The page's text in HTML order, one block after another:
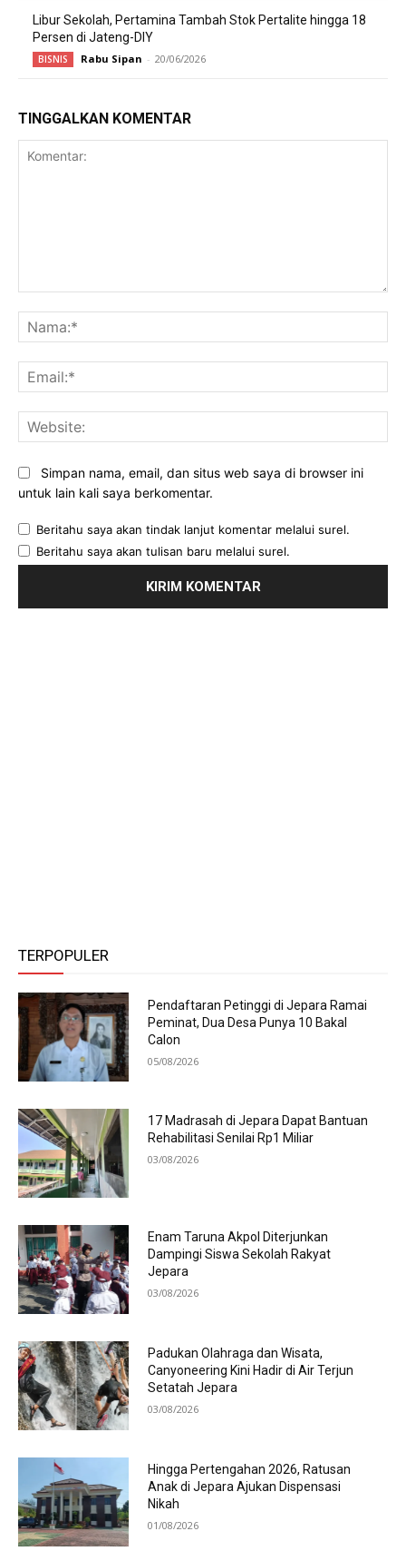
Libur Sekolah, Pertamina Tambah Stok Pertalite hingga 18
Persen di Jateng-DIY
BISNIS Rabu Sipan - 20/06/2026
TINGGALKAN KOMENTAR
Simpan nama, email, dan situs web saya di browser ini
untuk lain kali saya berkomentar.
Beritahu saya akan tindak lanjut komentar melalui surel.
Beritahu saya akan tulisan baru melalui surel.
TERPOPULER
Pendaftaran Petinggi di Jepara Ramai
Peminat, Dua Desa Punya 10 Bakal
Calon
05/08/2026
17 Madrasah di Jepara Dapat Bantuan
Rehabilitasi Senilai Rp1 Miliar
03/08/2026
Enam Taruna Akpol Diterjunkan
Dampingi Siswa Sekolah Rakyat
Jepara
03/08/2026
Padukan Olahraga dan Wisata,
Canyoneering Kini Hadir di Air Terjun
Setatah Jepara
03/08/2026
Hingga Pertengahan 2026, Ratusan
Anak di Jepara Ajukan Dispensasi
Nikah
01/08/2026